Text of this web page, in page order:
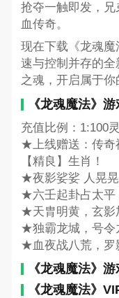
抢夺一触即发，
血传奇。
现在下载《龙魂
速与控制并存的
之魂，开启属于你
《龙魂魔法》游
充值比例：1:100
★上线赠送：传奇
【精良】生肖！
★夜影娑娑 人晃晃
★六壬起卦占太平
★天胄明黄，玄影
★独霸龙城，号令
★血夜战八荒，罗
《龙魂魔法》
《龙魂魔法》